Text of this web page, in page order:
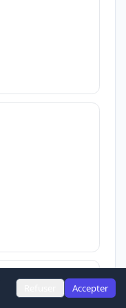
Accepter